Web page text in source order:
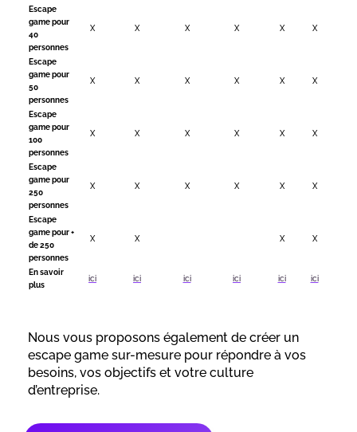
Escape
game pour
40
personnes
X X X X X X
Escape
game pour
50
personnes
X X X X X X
Escape
game pour
100
personnes
X X X X X X
Escape
game pour
250
personnes
X X X X X X
Escape
game pour +
de 250
personnes
X X X X
En savoir
plus
ici ici ici ici ici ici
Nous vous proposons également de créer un
escape game sur-mesure pour répondre à vos
besoins, vos objectifs et votre culture
d’entreprise.